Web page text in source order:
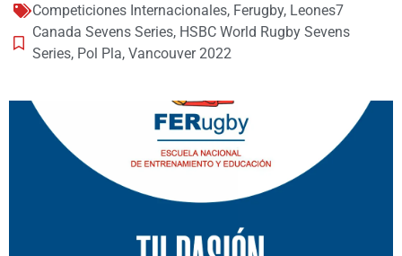
Competiciones Internacionales, Ferugby, Leones7
Canada Sevens Series, HSBC World Rugby Sevens
Series, Pol Pla, Vancouver 2022